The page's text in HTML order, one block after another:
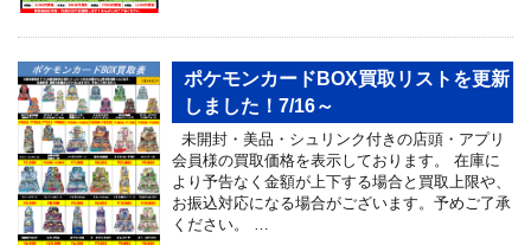
ポケモンカードBOX買取リストを更新
しました！7/16～
未開封・美品・シュリンク付きの店頭・アプリ
会員様の買取価格を表示しております。 在庫に
より予告なく金額が上下する場合と買取上限や、
お振込対応になる場合がございます。予めご了承
ください。 …